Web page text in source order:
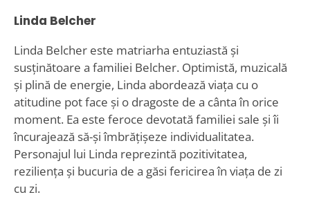
Linda Belcher
Linda Belcher este matriarha entuziastă și
susținătoare a familiei Belcher. Optimistă, muzicală
și plină de energie, Linda abordează viața cu o
atitudine pot face și o dragoste de a cânta în orice
moment. Ea este feroce devotată familiei sale și îi
încurajează să-și îmbrățișeze individualitatea.
Personajul lui Linda reprezintă pozitivitatea,
reziliența și bucuria de a găsi fericirea în viața de zi
cu zi.